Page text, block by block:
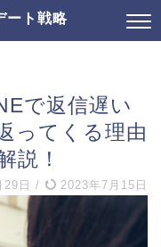
ート戦略
で返信遅い
ってくる理由
説！
日 / 2023年7月15日